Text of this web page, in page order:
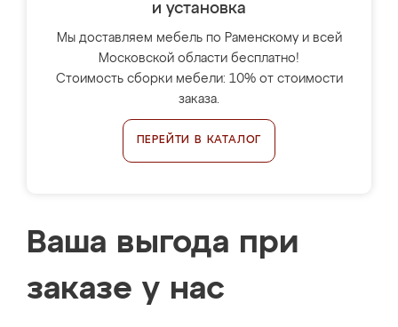
и установка
Мы доставляем мебель по Раменскому и всей
Московской области бесплатно!
Стоимость сборки мебели: 10% от стоимости
заказа.
ПЕРЕЙТИ В КАТАЛОГ
Ваша выгода при
заказе у нас